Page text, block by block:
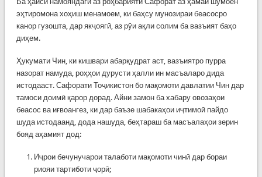
эҳтиромона хоҳиш менамоем, ки баҳсу мунозираи беасосро
канор гузошта, дар якҷоягӣ, аз рӯи ақли солим ба вазъият баҳо
диҳем.
Ҳукумати Чин, ки кишвари абарқудрат аст, вазъиятро пурра
назорат намуда, роҳҳои дурусти ҳалли ин масъаларо дида
истодааст. Сафорати Тоҷикистон бо мақомоти давлатии Чин дар
тамоси доимӣ қарор дорад. Айни замон ба хабару овозаҳои
беасос ва иғвоангез, ки дар баъзе шабакаҳои иҷтимоӣ пайдо
шуда истодаанд, дода нашуда, беҳтараш ба масъалаҳои зерин
бояд аҳамият дод:
Иҷрои бечунучарои талаботи мақомоти чинӣ дар бораи
риояи тартиботи ҷорӣ;